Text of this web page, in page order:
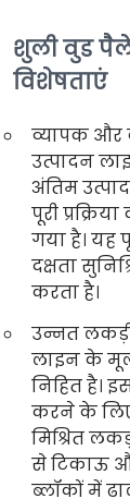
शुली वुड
विशेषताएं
व्यापक और
उत्पादन
अंतिम
पूरी
गया है। यह
दक्षता
करता है।
उन्नत
लाइन के
निहित है।
करने के लिए
मिश्रित
से टिकाऊ
ब्लॉकों में